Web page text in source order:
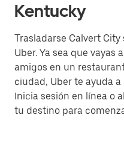
Kentucky
Trasladarse Calvert
Uber. Ya sea que vayas
amigos en un
ciudad, Uber te ayuda
Inicia sesión en línea o
tu destino para